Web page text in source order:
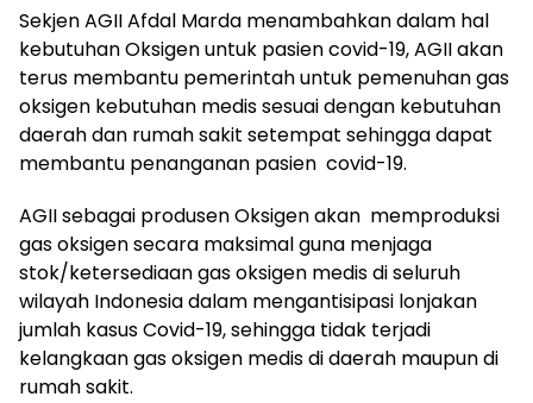
Sekjen AGII Afdal Marda menambahkan dalam hal
kebutuhan Oksigen untuk pasien covid-19, AGII akan
terus membantu pemerintah untuk pemenuhan gas
oksigen kebutuhan medis sesuai dengan kebutuhan
daerah dan rumah sakit setempat sehingga dapat
membantu penanganan pasien covid-19.
AGII sebagai produsen Oksigen akan memproduksi
gas oksigen secara maksimal guna menjaga
stok/ketersediaan gas oksigen medis di seluruh
wilayah Indonesia dalam mengantisipasi lonjakan
jumlah kasus Covid-19, sehingga tidak terjadi
kelangkaan gas oksigen medis di daerah maupun di
rumah sakit.